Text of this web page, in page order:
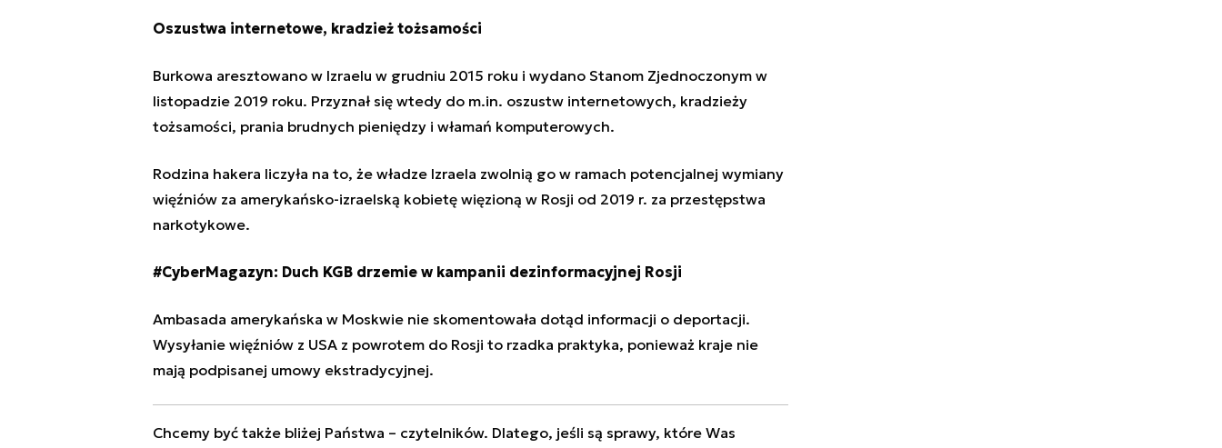
Oszustwa internetowe, kradzież tożsamości
Burkowa aresztowano w Izraelu w grudniu 2015 roku i wydano Stanom Zjednoczonym w
listopadzie 2019 roku. Przyznał się wtedy do m.in. oszustw internetowych, kradzieży
tożsamości, prania brudnych pieniędzy i włamań komputerowych.
Rodzina hakera liczyła na to, że władze Izraela zwolnią go w ramach potencjalnej wymiany
więźniów za amerykańsko-izraelską kobietę więzioną w Rosji od 2019 r. za przestępstwa
narkotykowe.
#CyberMagazyn: Duch KGB drzemie w kampanii dezinformacyjnej Rosji
Ambasada amerykańska w Moskwie nie skomentowała dotąd informacji o deportacji.
Wysyłanie więźniów z USA z powrotem do Rosji to rzadka praktyka, ponieważ kraje nie
mają podpisanej umowy ekstradycyjnej.
Chcemy być także bliżej Państwa – czytelników. Dlatego, jeśli są sprawy, które Was